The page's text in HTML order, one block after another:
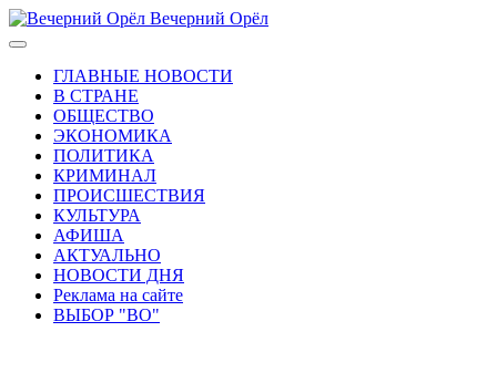
Вечерний Орёл
ГЛАВНЫЕ НОВОСТИ
В СТРАНЕ
ОБЩЕСТВО
ЭКОНОМИКА
ПОЛИТИКА
КРИМИНАЛ
ПРОИСШЕСТВИЯ
КУЛЬТУРА
АФИША
АКТУАЛЬНО
НОВОСТИ ДНЯ
Реклама на сайте
ВЫБОР "ВО"